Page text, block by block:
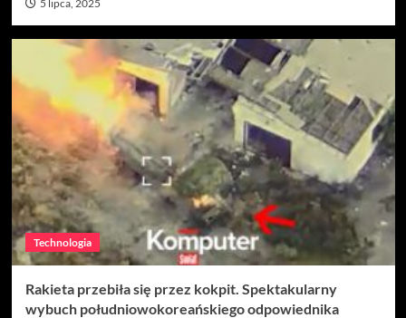
5 lipca, 2025
Technologia
Rakieta przebiła się przez kokpit. Spektakularny
wybuch południowokoreańskiego odpowiednika